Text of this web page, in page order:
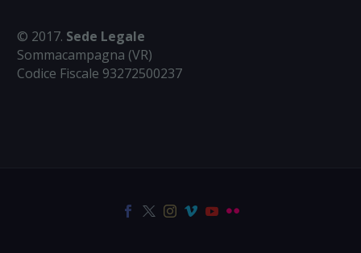
© 2017. Sede Legale
Sommacampagna (VR)
Codice Fiscale 93272500237